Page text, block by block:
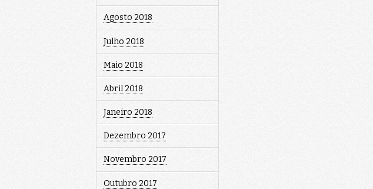
Agosto 2018
Julho 2018
Maio 2018
Abril 2018
Janeiro 2018
Dezembro 2017
Novembro 2017
Outubro 2017